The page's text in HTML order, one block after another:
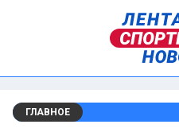
ГЛАВНОЕ